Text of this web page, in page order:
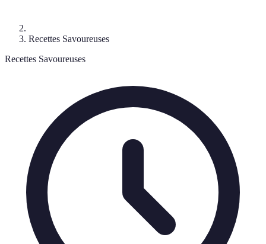
Recettes Savoureuses
Recettes Savoureuses